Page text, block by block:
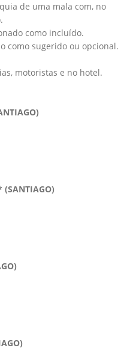
de uma mala com, no
como incluído.
como sugerido ou opcional.
motoristas e no hotel.
(SANTIAGO)